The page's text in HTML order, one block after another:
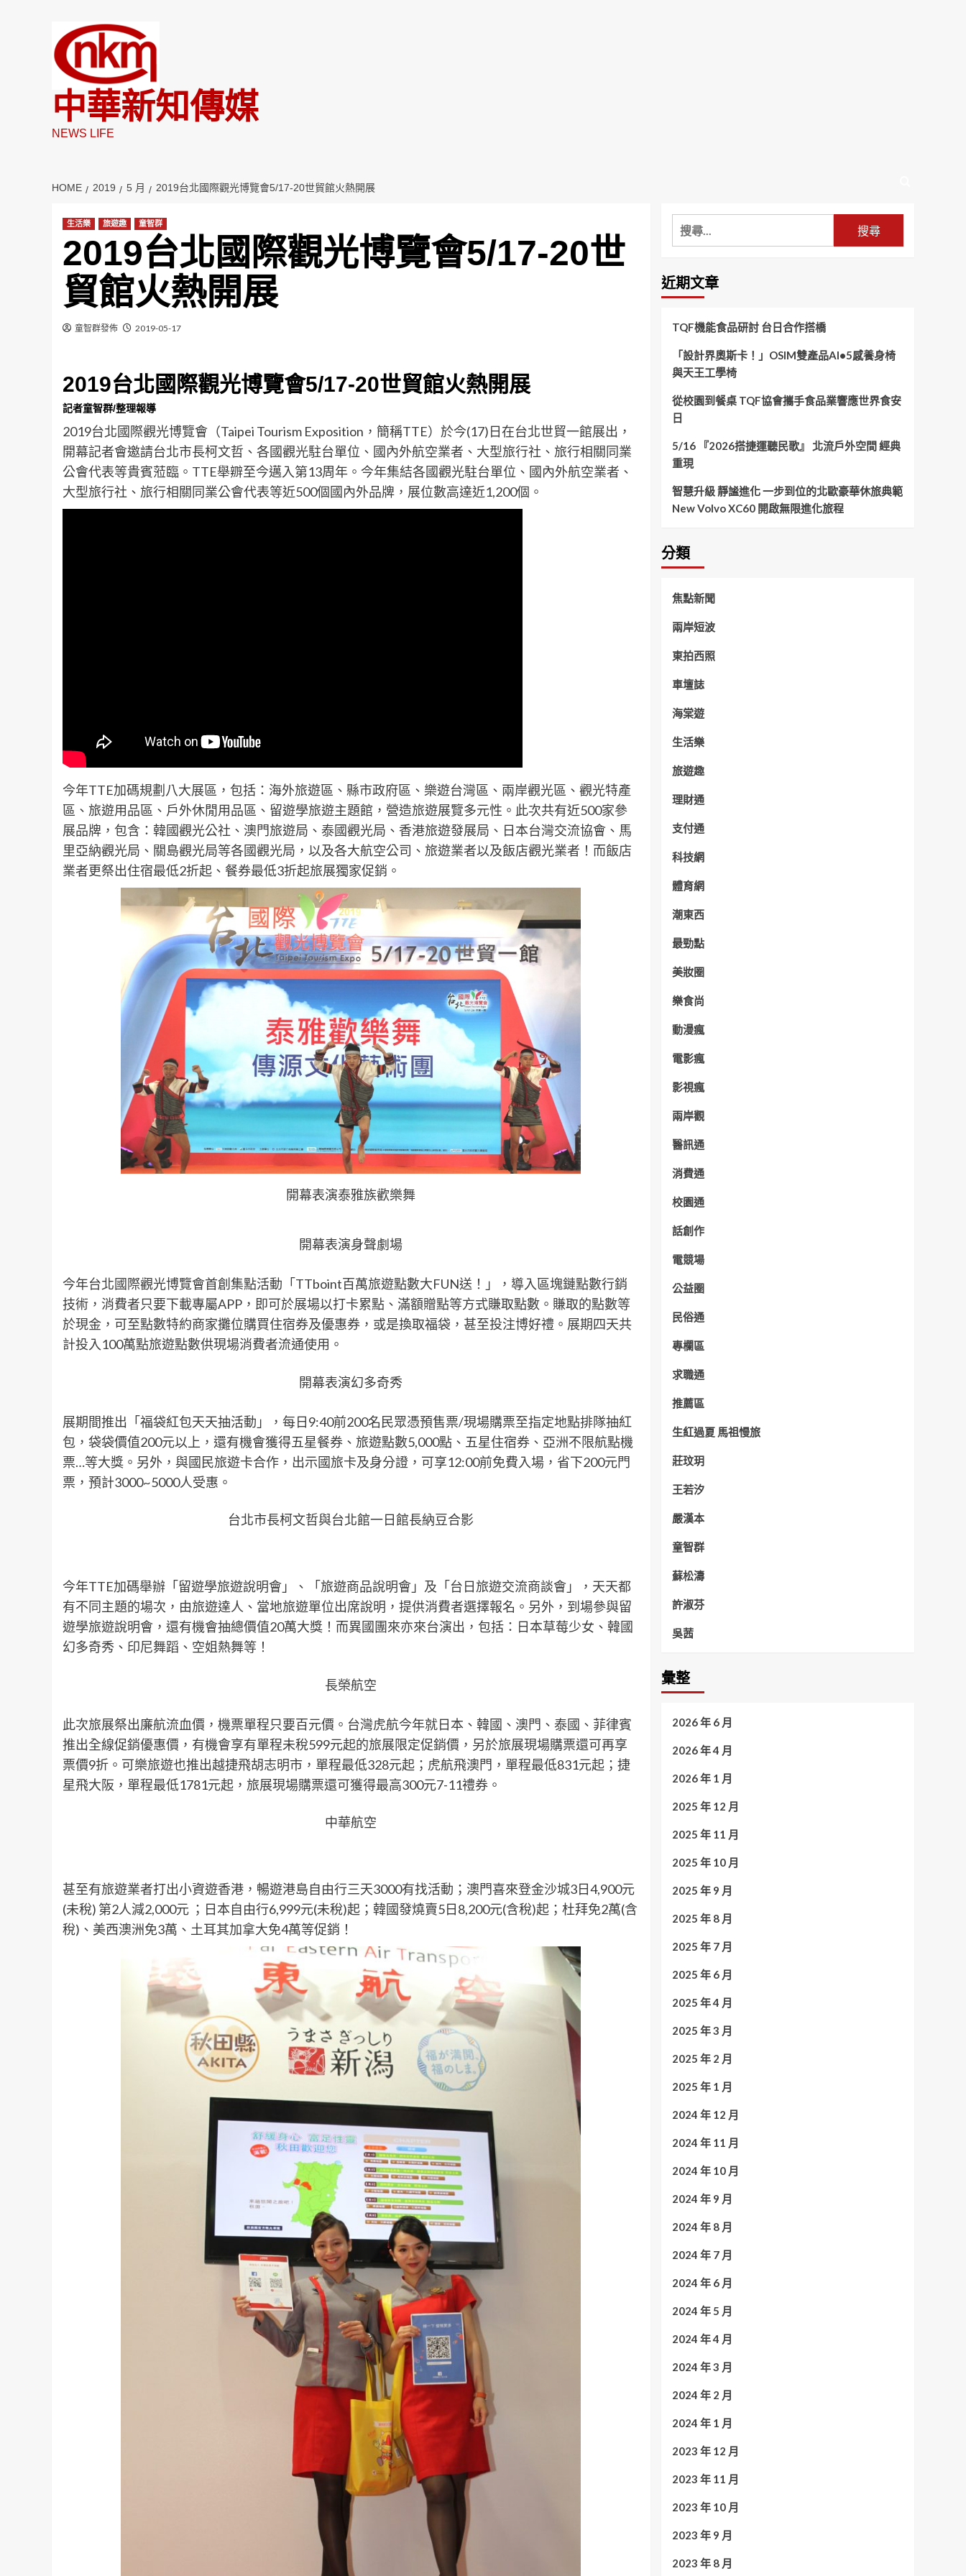
中華新知傳媒
NEWS LIFE
HOME 2019 5 月 2019台北國際觀光博覽會5/17-20世貿館火熱開展
生活樂 旅遊趣 童智群
2019台北國際觀光博覽會5/17-20世
貿館火熱開展
童智群發佈 2019-05-17
2019台北國際觀光博覽會5/17-20世貿館火熱開展
記者童智群/整理報導
2019台北國際觀光博覽會（Taipei Tourism Exposition，簡稱TTE）於今(17)日在台北世貿一館展出，
開幕記者會邀請台北市長柯文哲、各國觀光駐台單位、國內外航空業者、大型旅行社、旅行相關同業
公會代表等貴賓蒞臨。TTE舉辧至今邁入第13周年。今年集結各國觀光駐台單位、國內外航空業者、
大型旅行社、旅行相關同業公會代表等近500個國內外品牌，展位數高達近1,200個。
今年TTE加碼規劃八大展區，包括：海外旅遊區、縣市政府區、樂遊台灣區、兩岸觀光區、觀光特產
區、旅遊用品區、戶外休閒用品區、留遊學旅遊主題館，營造旅遊展覽多元性。此次共有近500家參
展品牌，包含：韓國觀光公社、澳門旅遊局、泰國觀光局、香港旅遊發展局、日本台灣交流協會、馬
里亞納觀光局、關島觀光局等各國觀光局，以及各大航空公司、旅遊業者以及飯店觀光業者！而飯店
業者更祭出住宿最低2折起、餐券最低3折起旅展獨家促銷。
開幕表演泰雅族歡樂舞
開幕表演身聲劇場
今年台北國際觀光博覽會首創集點活動「TTboint百萬旅遊點數大FUN送！」，導入區塊鏈點數行銷
技術，消費者只要下載專屬APP，即可於展場以打卡累點、滿額贈點等方式賺取點數。賺取的點數等
於現金，可至點數特約商家攤位購買住宿券及優惠券，或是換取福袋，甚至投注博好禮。展期四天共
計投入100萬點旅遊點數供現場消費者流通使用。
開幕表演幻多奇秀
展期間推出「福袋紅包天天抽活動」，每日9:40前200名民眾憑預售票/現場購票至指定地點排隊抽紅
包，袋袋價值200元以上，還有機會獲得五星餐券、旅遊點數5,000點、五星住宿券、亞洲不限航點機
票…等大獎。另外，與國民旅遊卡合作，出示國旅卡及身分證，可享12:00前免費入場，省下200元門
票，預計3000~5000人受惠。
台北市長柯文哲與台北館一日館長納豆合影
今年TTE加碼舉辦「留遊學旅遊說明會」、「旅遊商品說明會」及「台日旅遊交流商談會」，天天都
有不同主題的場次，由旅遊達人、當地旅遊單位出席說明，提供消費者選擇報名。另外，到場參與留
遊學旅遊說明會，還有機會抽總價值20萬大獎！而異國團來亦來台演出，包括：日本草莓少女、韓國
幻多奇秀、印尼舞蹈、空姐熱舞等！
長榮航空
此次旅展祭出廉航流血價，機票單程只要百元價。台灣虎航今年就日本、韓國、澳門、泰國、菲律賓
推出全線促銷優惠價，有機會享有單程未稅599元起的旅展限定促銷價，另於旅展現場購票還可再享
票價9折。可樂旅遊也推出越捷飛胡志明市，單程最低328元起；虎航飛澳門，單程最低831元起；捷
星飛大阪，單程最低1781元起，旅展現場購票還可獲得最高300元7-11禮券。
中華航空
甚至有旅遊業者打出小資遊香港，暢遊港島自由行三天3000有找活動；澳門喜來登金沙城3日4,900元
(未稅) 第2人減2,000元 ；日本自由行6,999元(未稅)起；韓國發燒賣5日8,200元(含稅)起；杜拜免2萬(含
稅)、美西澳洲免3萬、土耳其加拿大免4萬等促銷！
搜
尋
鍵
字:
近期文章
TQF機能食品研討 台日合作搭橋
「設計界奧斯卡！」OSIM雙產品AI•5感養身椅
與天王工學椅
從校園到餐桌 TQF協會攜手食品業響應世界食安
日
5/16 『2026搭捷運聽民歌』 北流戶外空間 經典
重現
智慧升級 靜謐進化 一步到位的北歐豪華休旅典範
New Volvo XC60 開啟無限進化旅程
分類
焦點新聞
兩岸短波
東拍西照
車壇誌
海棠遊
生活樂
旅遊趣
理財通
支付通
科技網
體育網
潮東西
最勁點
美妝圈
樂食尚
動漫瘋
電影瘋
影視瘋
兩岸觀
醫訊通
消費通
校園通
話創作
電競場
公益圈
民俗通
專欄區
求職通
推薦區
生紅過夏 馬祖慢旅
莊玟玥
王若汐
嚴漢本
童智群
蘇松濤
許淑芬
吳茜
彙整
2026 年 6 月
2026 年 4 月
2026 年 1 月
2025 年 12 月
2025 年 11 月
2025 年 10 月
2025 年 9 月
2025 年 8 月
2025 年 7 月
2025 年 6 月
2025 年 4 月
2025 年 3 月
2025 年 2 月
2025 年 1 月
2024 年 12 月
2024 年 11 月
2024 年 10 月
2024 年 9 月
2024 年 8 月
2024 年 7 月
2024 年 6 月
2024 年 5 月
2024 年 4 月
2024 年 3 月
2024 年 2 月
2024 年 1 月
2023 年 12 月
2023 年 11 月
2023 年 10 月
2023 年 9 月
2023 年 8 月